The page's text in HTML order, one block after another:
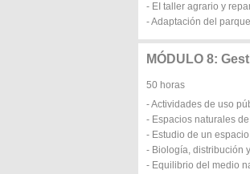
- EI taller agrario y
- Adaptación del
MÓDULO 8:
50 horas
- Actividades de uso
- Espacios naturales
- Estudio de un espacio
- Biología, distribución
- Equilibrio del medio